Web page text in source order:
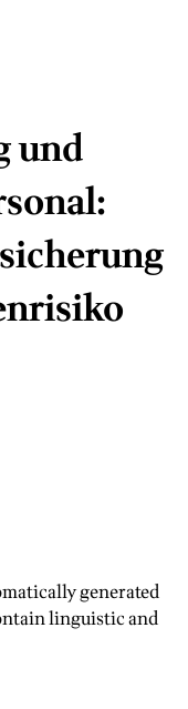
und
generated
linguistic and